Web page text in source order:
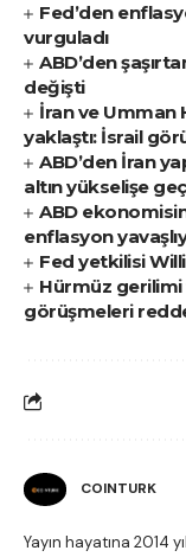
Fed’den
vurguladı
ABD’den
değişti
İran ve Umman
yaklaştı: İsrail
ABD’den İran
altın yükselişe
ABD
enflasyon
Fed yetkilisi
Hürmüz gerilimi
görüşmeleri
COINTURK
Yayın hayatına 2014